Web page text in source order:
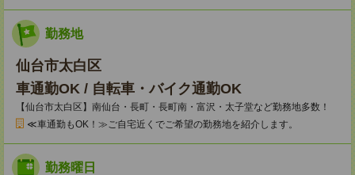
勤務地
仙台市太白区
車通勤OK / 自転車・バイク通勤OK
【仙台市太白区】南仙台・長町・長町南・富沢・太子堂など勤務地多数！
≪車通勤もOK！≫ご自宅近くでご希望の勤務地を紹介します。
勤務曜日